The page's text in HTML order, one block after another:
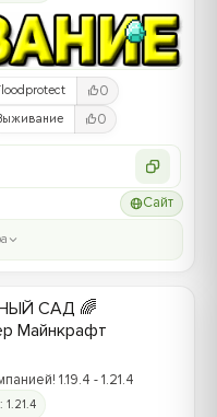
0
0
Сайт
САД 🌈
Майнкрафт
1.19.4 - 1.21.4
1.21.4